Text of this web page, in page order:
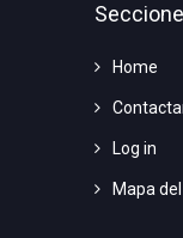
Home
Log in
Mapa